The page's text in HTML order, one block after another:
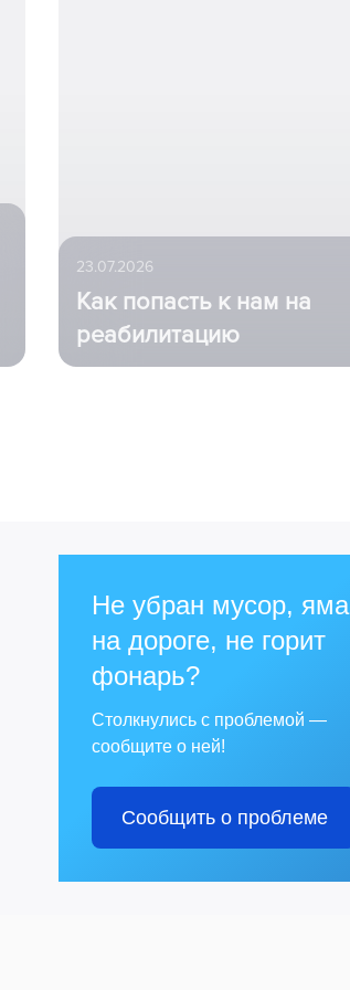
23.07.2026
Как попасть к нам на
реабилитацию
Не убран мусор, яма
на дороге, не горит
фонарь?
Столкнулись с проблемой —
сообщите о ней!
Сообщить о проблеме